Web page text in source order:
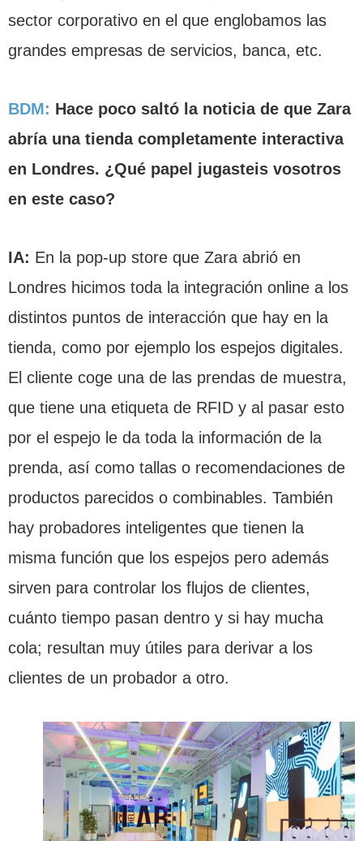
sector corporativo en el que englobamos las
grandes empresas de servicios, banca, etc.
BDM: Hace poco saltó la noticia de que Zara
abría una tienda completamente interactiva
en Londres. ¿Qué papel jugasteis vosotros
en este caso?
IA: En la pop-up store que Zara abrió en
Londres hicimos toda la integración online a los
distintos puntos de interacción que hay en la
tienda, como por ejemplo los espejos digitales.
El cliente coge una de las prendas de muestra,
que tiene una etiqueta de RFID y al pasar esto
por el espejo le da toda la información de la
prenda, así como tallas o recomendaciones de
productos parecidos o combinables. También
hay probadores inteligentes que tienen la
misma función que los espejos pero además
sirven para controlar los flujos de clientes,
cuánto tiempo pasan dentro y si hay mucha
cola; resultan muy útiles para derivar a los
clientes de un probador a otro.